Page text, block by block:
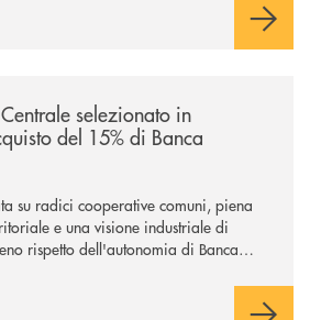
selezionato in
del 15% di Banca
su radici cooperative comuni, piena
e una visione industriale di
rispetto dell'autonomia di Banca
per la finalizzazione dell’operazione.